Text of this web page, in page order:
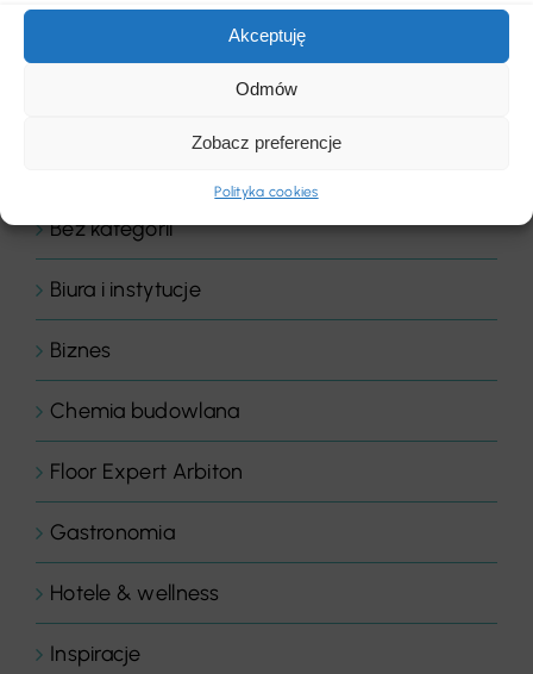
Akceptuję
Odmów
Zobacz preferencje
Polityka cookies
Bez kategorii
Biura i instytucje
Biznes
Chemia budowlana
Floor Expert Arbiton
Gastronomia
Hotele & wellness
Inspiracje